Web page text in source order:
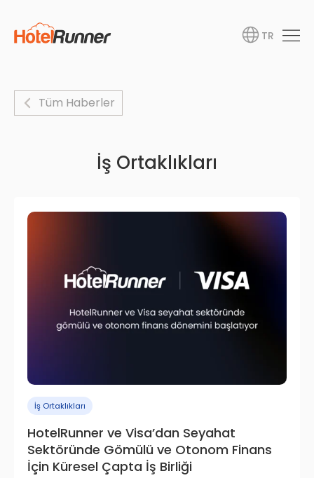
TR
Tüm Haberler
İş Ortaklıkları
İş Ortaklıkları
HotelRunner ve Visa’dan Seyahat
Sektöründe Gömülü ve Otonom Finans
İçin Küresel Çapta İş Birliği